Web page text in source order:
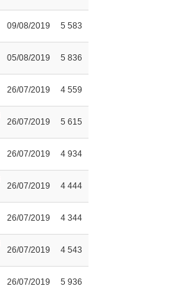
09/08/2019 5 583
05/08/2019 5 836
26/07/2019 4 559
26/07/2019 5 615
26/07/2019 4 934
26/07/2019 4 444
26/07/2019 4 344
26/07/2019 4 543
26/07/2019 5 936